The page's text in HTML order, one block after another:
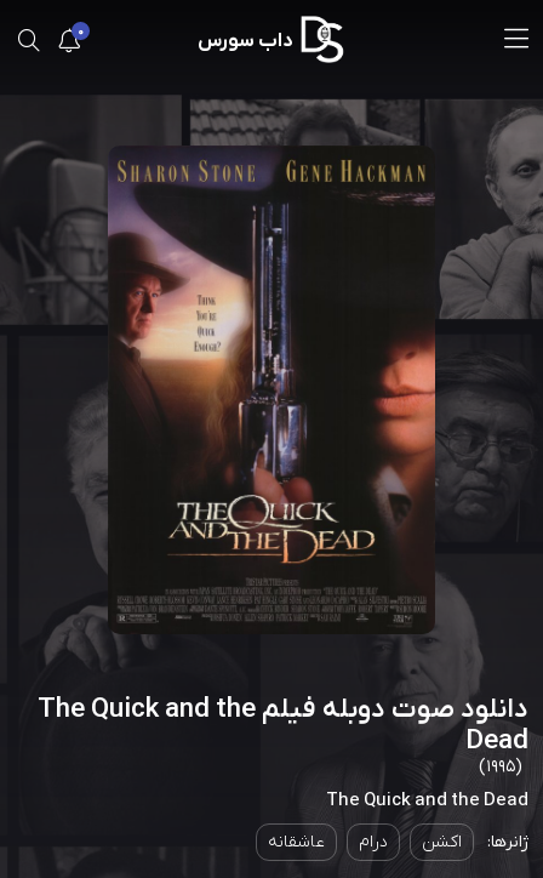
0 داب سورس
دانلود صوت دوبله فیلم The Quick and the
Dead
(1995)
The Quick and the Dead
ژانرها: اکشن درام عاشقانه